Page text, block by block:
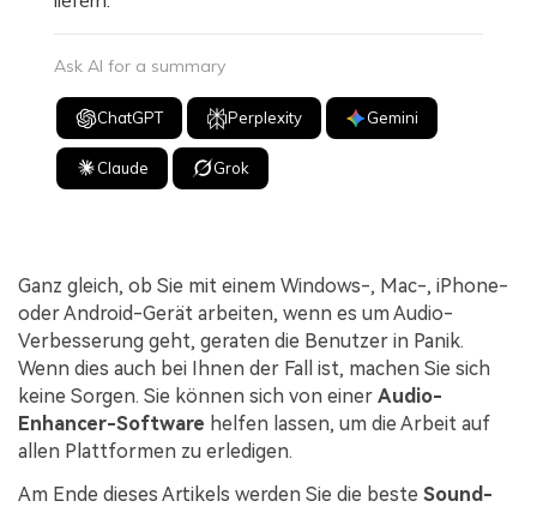
Ask AI for a summary
ChatGPT Perplexity Gemini
Claude Grok
Ganz gleich, ob Sie mit einem Windows-, Mac-, iPhone-
oder Android-Gerät arbeiten, wenn es um Audio-
Verbesserung geht, geraten die Benutzer in Panik.
Wenn dies auch bei Ihnen der Fall ist, machen Sie sich
keine Sorgen. Sie können sich von einer Audio-
Enhancer-Software helfen lassen, um die Arbeit auf
allen Plattformen zu erledigen.
Am Ende dieses Artikels werden Sie die beste Sound-